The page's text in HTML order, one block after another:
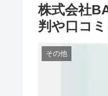
株式会社
判や口コ
その他